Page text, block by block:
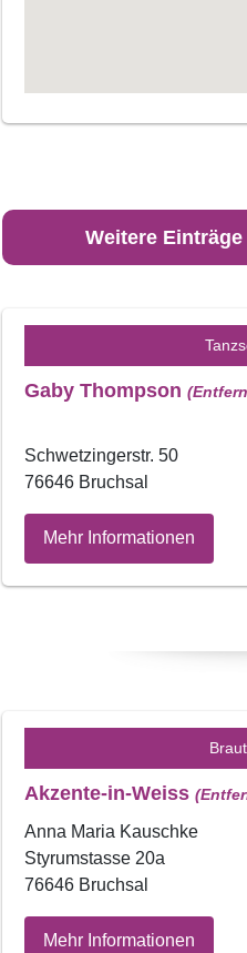
Weitere
Gaby Thompson
Schwetzingerstr. 50
76646 Bruchsal
Mehr Informationen
Akzente-in-Weiss
Anna Maria Kauschke
Styrumstasse 20a
76646 Bruchsal
Mehr Informationen